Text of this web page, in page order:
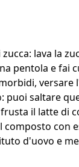
lava la
pentola e fai
saltare
il latte di
con
d'uovo e